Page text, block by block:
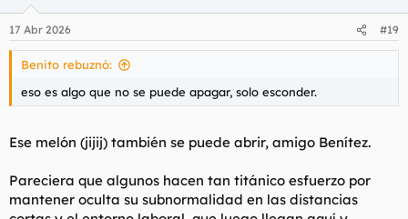
e
s
17 Abr 2026 #19
Benito rebuznó:
eso es algo que no se puede apagar, solo esconder.
Ese melón (jijij) también se puede abrir, amigo Benítez.
Pareciera que algunos hacen tan titánico esfuerzo por
mantener oculta su subnormalidad en las distancias